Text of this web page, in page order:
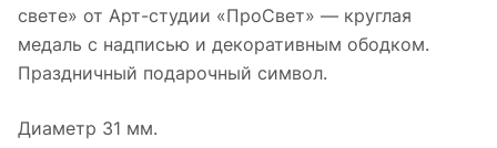
свете» от Арт-студии «ПроСвет» — круглая
медаль с надписью и декоративным ободком.
Праздничный подарочный символ.
Диаметр 31 мм.